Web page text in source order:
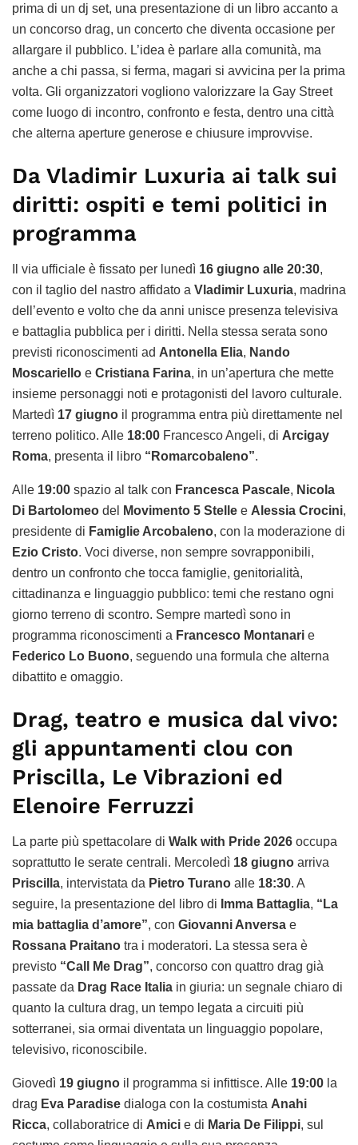
prima di un dj set, una presentazione di un libro accanto a
un concorso drag, un concerto che diventa occasione per
allargare il pubblico. L’idea è parlare alla comunità, ma
anche a chi passa, si ferma, magari si avvicina per la prima
volta. Gli organizzatori vogliono valorizzare la Gay Street
come luogo di incontro, confronto e festa, dentro una città
che alterna aperture generose e chiusure improvvise.
Da Vladimir Luxuria ai talk sui
diritti: ospiti e temi politici in
programma
Il via ufficiale è fissato per lunedì 16 giugno alle 20:30,
con il taglio del nastro affidato a Vladimir Luxuria, madrina
dell’evento e volto che da anni unisce presenza televisiva
e battaglia pubblica per i diritti. Nella stessa serata sono
previsti riconoscimenti ad Antonella Elia, Nando
Moscariello e Cristiana Farina, in un’apertura che mette
insieme personaggi noti e protagonisti del lavoro culturale.
Martedì 17 giugno il programma entra più direttamente nel
terreno politico. Alle 18:00 Francesco Angeli, di Arcigay
Roma, presenta il libro “Romarcobaleno”.
Alle 19:00 spazio al talk con Francesca Pascale, Nicola
Di Bartolomeo del Movimento 5 Stelle e Alessia Crocini,
presidente di Famiglie Arcobaleno, con la moderazione di
Ezio Cristo. Voci diverse, non sempre sovrapponibili,
dentro un confronto che tocca famiglie, genitorialità,
cittadinanza e linguaggio pubblico: temi che restano ogni
giorno terreno di scontro. Sempre martedì sono in
programma riconoscimenti a Francesco Montanari e
Federico Lo Buono, seguendo una formula che alterna
dibattito e omaggio.
Drag, teatro e musica dal vivo:
gli appuntamenti clou con
Priscilla, Le Vibrazioni ed
Elenoire Ferruzzi
La parte più spettacolare di Walk with Pride 2026 occupa
soprattutto le serate centrali. Mercoledì 18 giugno arriva
Priscilla, intervistata da Pietro Turano alle 18:30. A
seguire, la presentazione del libro di Imma Battaglia, “La
mia battaglia d’amore”, con Giovanni Anversa e
Rossana Praitano tra i moderatori. La stessa sera è
previsto “Call Me Drag”, concorso con quattro drag già
passate da Drag Race Italia in giuria: un segnale chiaro di
quanto la cultura drag, un tempo legata a circuiti più
sotterranei, sia ormai diventata un linguaggio popolare,
televisivo, riconoscibile.
Giovedì 19 giugno il programma si infittisce. Alle 19:00 la
drag Eva Paradise dialoga con la costumista Anahi
Ricca, collaboratrice di Amici e di Maria De Filippi, sul